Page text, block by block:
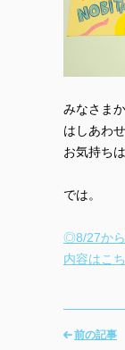
みなさま
はしあわ
お気持ち
では。
◎8/27から
内容はこ
前の記事